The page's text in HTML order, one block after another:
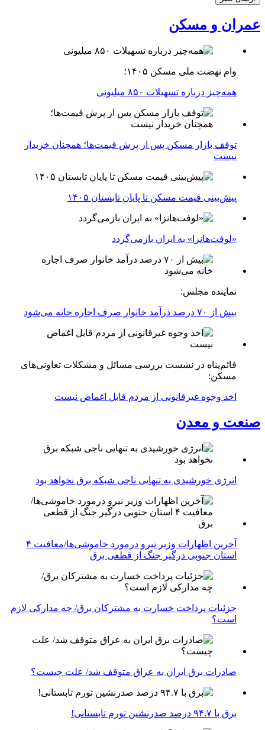
عمران و مسکن
وام نهضت ملی مسکن ۱۴۰۵؛
همه‌چیز درباره تسهیلات ۸۵۰ میلیونی
توقف بازار مسکن پس از پرش قیمت‌ها؛ همچنان خریدار
نیست
پیش‌بینی قیمت مسکن تا پایان تابستان ۱۴۰۵
«لوفت‌هانزا» به ایران بازمی‌گردد
نماینده مجلس:
بیش از ۷۰ درصد درآمد خانوار صرف اجاره خانه می‌شود
قائم‌پناه در نشست بررسی مسائل و مشکلات تعاونی‌های
مسکن:
اخذ وجوه غیرقانونی از مردم قابل اغماض نیست
صنعت و معدن
انرژی خورشیدی به تنهایی ناجی شبکه برق نخواهد بود
آخرین اظهارات وزیر نیرو درمورد خاموشی‌ها/معافیت ۴
استان جنوبی درگیر جنگ از قطعی برق
جزئیات پرداخت خسارت به مشترکان برق/ چه مدارکی لازم
است؟
صادرات برق ایران به عراق متوقف شد/ علت چیست؟
برق با ۹۴.۷ درصد صدرنشین تورم تابستانی!